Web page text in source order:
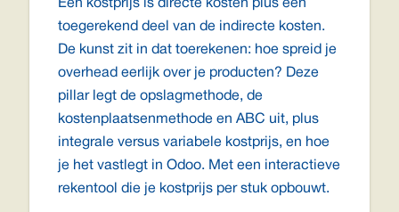
Een kostprijs is directe kosten plus een
toegerekend deel van de indirecte kosten.
De kunst zit in dat toerekenen: hoe spreid je
overhead eerlijk over je producten? Deze
pillar legt de opslagmethode, de
kostenplaatsenmethode en ABC uit, plus
integrale versus variabele kostprijs, en hoe
je het vastlegt in Odoo. Met een interactieve
rekentool die je kostprijs per stuk opbouwt.